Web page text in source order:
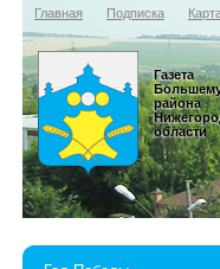
Главная Подписка
Газета
района
области